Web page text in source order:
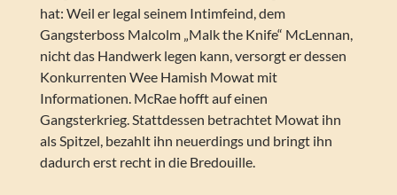
hat: Weil er legal seinem Intimfeind, dem
Gangsterboss Malcolm „Malk the Knife“ McLennan,
nicht das Handwerk legen kann, versorgt er dessen
Konkurrenten Wee Hamish Mowat mit
Informationen. McRae hofft auf einen
Gangsterkrieg. Stattdessen betrachtet Mowat ihn
als Spitzel, bezahlt ihn neuerdings und bringt ihn
dadurch erst recht in die Bredouille.